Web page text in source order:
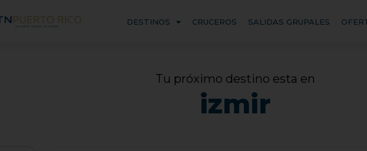
DESTINOS CRUCEROS SALIDAS GRUPALES
Tu próximo destino esta en
izmir